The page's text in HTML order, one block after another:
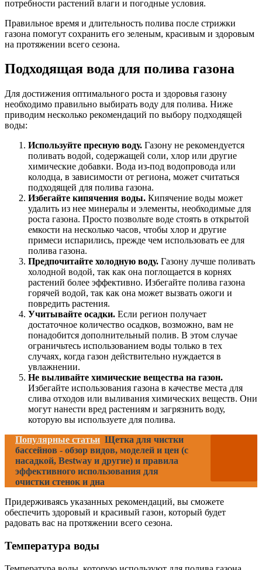
потребности растений влаги и погодные условия.
Правильное время и длительность полива после стрижки
газона помогут сохранить его зеленым, красивым и здоровым
на протяжении всего сезона.
Подходящая вода для полива газона
Для достижения оптимального роста и здоровья газону
необходимо правильно выбирать воду для полива. Ниже
приводим несколько рекомендаций по выбору подходящей
воды:
Используйте пресную воду. Газону не рекомендуется
поливать водой, содержащей соли, хлор или другие
химические добавки. Вода из-под водопровода или
колодца, в зависимости от региона, может считаться
подходящей для полива газона.
Избегайте кипячения воды. Кипячение воды может
удалить из нее минералы и элементы, необходимые для
роста газона. Просто позвольте воде стоять в открытой
емкости на несколько часов, чтобы хлор и другие
примеси испарились, прежде чем использовать ее для
полива газона.
Предпочитайте холодную воду. Газону лучше поливать
холодной водой, так как она поглощается в корнях
растений более эффективно. Избегайте полива газона
горячей водой, так как она может вызвать ожоги и
повредить растения.
Учитывайте осадки. Если регион получает
достаточное количество осадков, возможно, вам не
понадобится дополнительный полив. В этом случае
ограничьтесь использованием воды только в тех
случаях, когда газон действительно нуждается в
увлажнении.
Не выливайте химические вещества на газон.
Избегайте использования газона в качестве места для
слива отходов или выливания химических веществ. Они
могут нанести вред растениям и загрязнить воду,
которую вы используете для полива.
Популярные статьи Щетка для чистки
бассейнов - обзор видов, моделей и цен (с
насадкой, Bestway и другие) и правила
эффективного использования для
очистки стенок и дна
Придерживаясь указанных рекомендаций, вы сможете
обеспечить здоровый и красивый газон, который будет
радовать вас на протяжении всего сезона.
Температура воды